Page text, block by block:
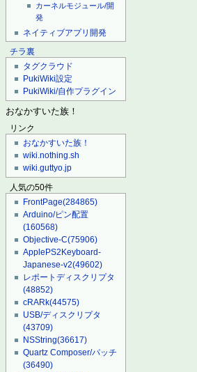
カーネルモジュール/開
発
ネイティブアプリ開発
チラ裏
タグクラウド
PukiWiki設定
PukiWiki/自作プラグイン
おなかすいた族！
リンク
おなかすいた族！
wiki.nothing.sh
wiki.guttyo.jp
人気の50件
FrontPage(284865)
Arduino/ピン配置
(160568)
Objective-C(75906)
ApplePS2Keyboard-
Japanese-v2(49602)
レポートディスクリプタ
(48852)
cRARk(44575)
USB/ディスクリプタ
(43709)
NSString(36617)
Quartz Composer/パッチ
(36490)